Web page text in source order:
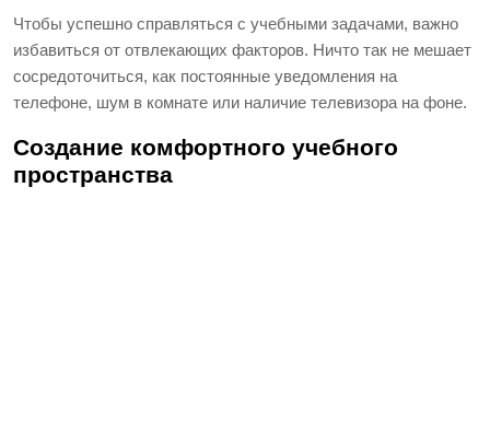
Чтобы успешно справляться с учебными задачами, важно
избавиться от отвлекающих факторов. Ничто так не мешает
сосредоточиться, как постоянные уведомления на
телефоне, шум в комнате или наличие телевизора на фоне.
Создание комфортного учебного
пространства